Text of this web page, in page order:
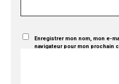
Enregistrer mon nom, mon e-
navigateur pour mon prochain